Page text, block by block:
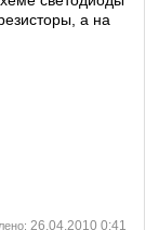
а на
26.04.2010 0:41